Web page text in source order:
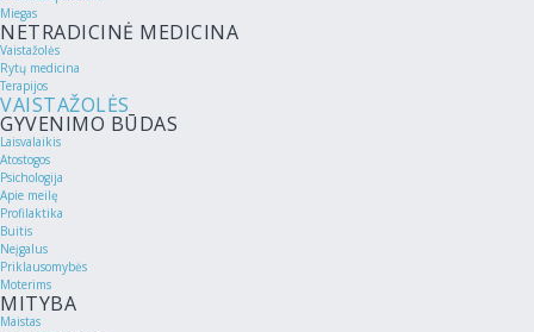
Miegas
NETRADICINĖ MEDICINA
Vaistažolės
Rytų medicina
Terapijos
VAISTAŽOLĖS
GYVENIMO BŪDAS
Laisvalaikis
Atostogos
Psichologija
Apie meilę
Profilaktika
Buitis
Neįgalus
Priklausomybės
Moterims
MITYBA
Maistas